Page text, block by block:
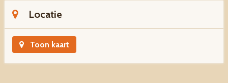
Locatie
Toon kaart